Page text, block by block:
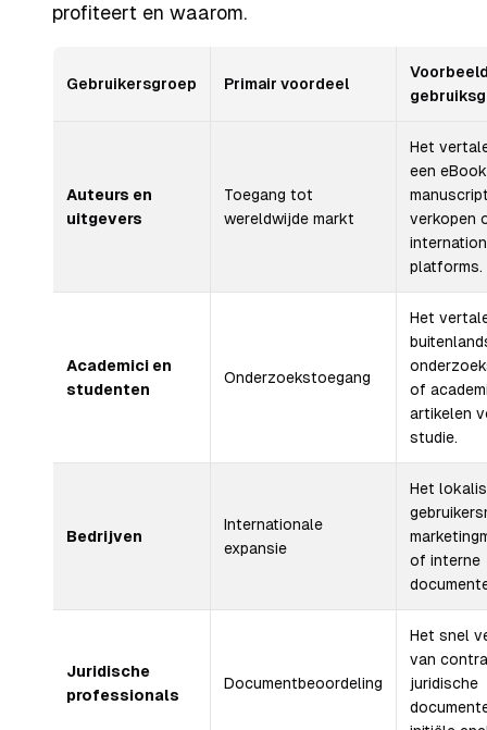
profiteert en waarom.
Gebruikersgroep Primair voordeel
Auteurs en
uitgevers
Toegang tot
wereldwijde markt
Het
een
verkopen
platforms.
Academici en
studenten
Onderzoekstoegang
Het
of
artikelen
studie.
Bedrijven
Internationale
expansie
Het
of interne
Juridische
professionals
Documentbeoordeling
Het snel
van
juridische